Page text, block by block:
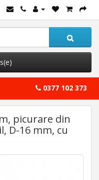
0377 102 373
picurare din
D-16 mm, cu